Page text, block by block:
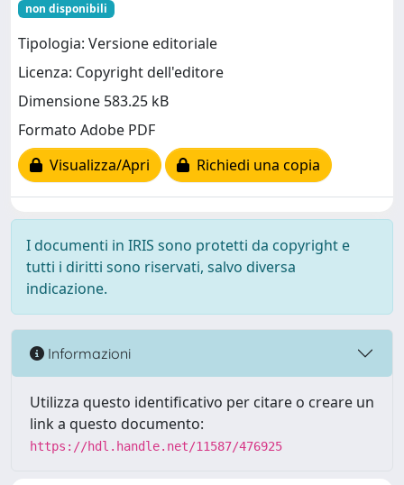
non disponibili
Tipologia: Versione editoriale
Licenza: Copyright dell'editore
Dimensione 583.25 kB
Formato Adobe PDF
Visualizza/Apri
Richiedi una copia
I documenti in IRIS sono protetti da copyright e
tutti i diritti sono riservati, salvo diversa
indicazione.
Informazioni
Utilizza questo identificativo per citare o creare un
link a questo documento:
https://hdl.handle.net/11587/476925